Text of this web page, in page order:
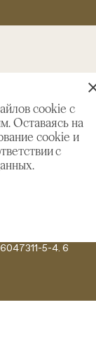
cookie с
Оставаясь на
cookie и
с
5-4. 6